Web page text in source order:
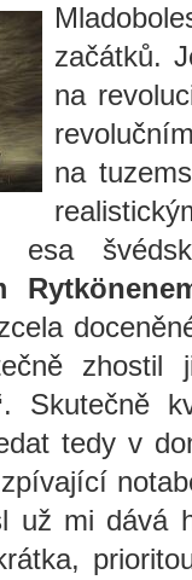
začátků.
na
na
esa
. Skutečně
tedy v
už mi dává